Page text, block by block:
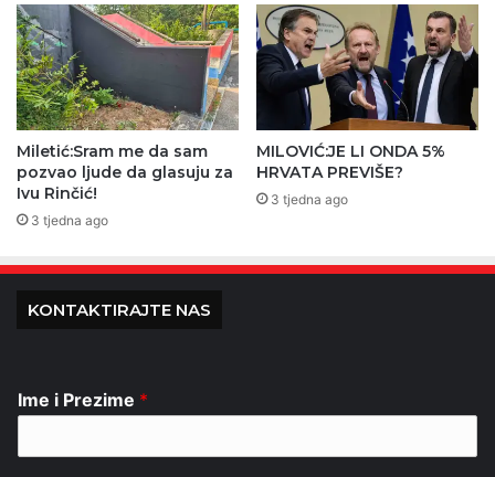
Miletić:Sram me da sam
pozvao ljude da glasuju za
Ivu Rinčić!
3 tjedna ago
MILOVIĆ:JE LI ONDA 5%
HRVATA PREVIŠE?
3 tjedna ago
KONTAKTIRAJTE NAS
Ime i Prezime *